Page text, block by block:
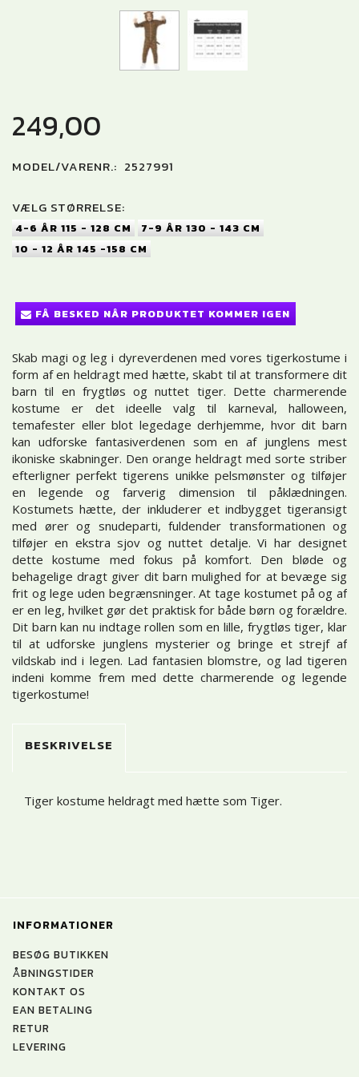
249,00
MODEL/VARENR.: 2527991
VÆLG STØRRELSE:
4-6 ÅR 115 - 128 CM
7-9 ÅR 130 - 143 CM
10 - 12 ÅR 145 -158 CM
FÅ BESKED NÅR PRODUKTET KOMMER IGEN
Skab magi og leg i dyreverdenen med vores tigerkostume i
form af en heldragt med hætte, skabt til at transformere dit
barn til en frygtløs og nuttet tiger. Dette charmerende
kostume er det ideelle valg til karneval, halloween,
temafester eller blot legedage derhjemme, hvor dit barn
kan udforske fantasiverdenen som en af junglens mest
ikoniske skabninger. Den orange heldragt med sorte striber
efterligner perfekt tigerens unikke pelsmønster og tilføjer
en legende og farverig dimension til påklædningen.
Kostumets hætte, der inkluderer et indbygget tigeransigt
med ører og snudeparti, fuldender transformationen og
tilføjer en ekstra sjov og nuttet detalje. Vi har designet
dette kostume med fokus på komfort. Den bløde og
behagelige dragt giver dit barn mulighed for at bevæge sig
frit og lege uden begrænsninger. At tage kostumet på og af
er en leg, hvilket gør det praktisk for både børn og forældre.
Dit barn kan nu indtage rollen som en lille, frygtløs tiger, klar
til at udforske junglens mysterier og bringe et strejf af
vildskab ind i legen. Lad fantasien blomstre, og lad tigeren
indeni komme frem med dette charmerende og legende
tigerkostume!
BESKRIVELSE
Tiger kostume heldragt med hætte som Tiger.
INFORMATIONER
BESØG BUTIKKEN
ÅBNINGSTIDER
KONTAKT OS
EAN BETALING
RETUR
LEVERING